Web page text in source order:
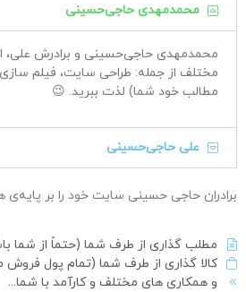
محمدمهدی حاجی‌حسینی
محمدمهدی حاجی‌حسینی و برادرش علی،
مختلف از جمله: طراحی سایت، فیلم
مطالب خود شما) لذت ببرید. 😉
علی حاجی‌حسینی
برادران حاجی حسینی سایت خود را بر پایه‌ی
مطلب گذاری از طرف شما (حتماً از شما
کالا گذاری از طرف شما (تمام پول
و همکاری های مختلف و کارآمد با شما...